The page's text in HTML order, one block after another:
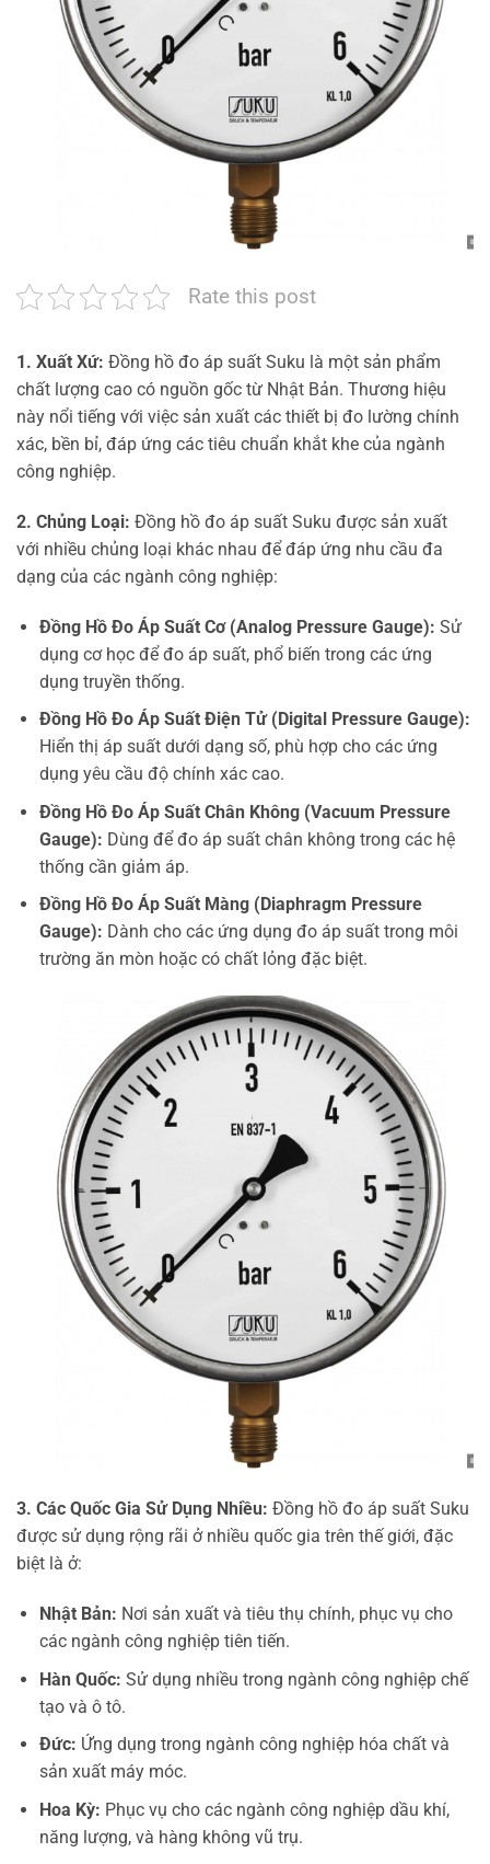
Rate this post
1. Xuất Xứ: Đồng hồ đo áp suất Suku là một sản phẩm
chất lượng cao có nguồn gốc từ Nhật Bản. Thương hiệu
này nổi tiếng với việc sản xuất các thiết bị đo lường chính
xác, bền bỉ, đáp ứng các tiêu chuẩn khắt khe của ngành
công nghiệp.
2. Chủng Loại: Đồng hồ đo áp suất Suku được sản xuất
với nhiều chủng loại khác nhau để đáp ứng nhu cầu đa
dạng của các ngành công nghiệp:
Đồng Hồ Đo Áp Suất Cơ (Analog Pressure Gauge): Sử
dụng cơ học để đo áp suất, phổ biến trong các ứng
dụng truyền thống.
Đồng Hồ Đo Áp Suất Điện Tử (Digital Pressure Gauge):
Hiển thị áp suất dưới dạng số, phù hợp cho các ứng
dụng yêu cầu độ chính xác cao.
Đồng Hồ Đo Áp Suất Chân Không (Vacuum Pressure
Gauge): Dùng để đo áp suất chân không trong các hệ
thống cần giảm áp.
Đồng Hồ Đo Áp Suất Màng (Diaphragm Pressure
Gauge): Dành cho các ứng dụng đo áp suất trong môi
trường ăn mòn hoặc có chất lỏng đặc biệt.
3. Các Quốc Gia Sử Dụng Nhiều: Đồng hồ đo áp suất Suku
được sử dụng rộng rãi ở nhiều quốc gia trên thế giới, đặc
biệt là ở:
Nhật Bản: Nơi sản xuất và tiêu thụ chính, phục vụ cho
các ngành công nghiệp tiên tiến.
Hàn Quốc: Sử dụng nhiều trong ngành công nghiệp chế
tạo và ô tô.
Đức: Ứng dụng trong ngành công nghiệp hóa chất và
sản xuất máy móc.
Hoa Kỳ: Phục vụ cho các ngành công nghiệp dầu khí,
năng lượng, và hàng không vũ trụ.